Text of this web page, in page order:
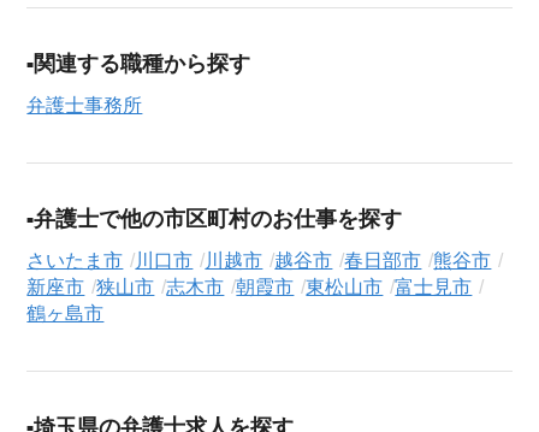
的にサポートします。この求人を含む
スだけの非公開求人です。
ご利用の流れ
る」ボタンからご登録ください。シニア専門のキャリアアドバ
イザーが、これまでのご経歴やご希望を丁寧にヒアリングし、
職務経歴書の作成から面接対策、企業との条件交渉まで、転職
活動の全プロセスを無料でサポートいたします。
なたの希望に合ったお仕事を簡単に見つけられます。雇用形態
関連する職種から探す
弁護士事務所
弁護士で他の市区町村のお仕事を探す
さいたま市 川口市 川越市 越谷市 春日部市
熊谷市
新座市
狭山市 志木市 朝霞市 東松山市
富士見市
鶴ヶ島市